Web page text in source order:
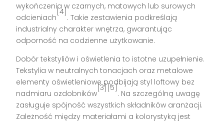
wykończenia w czarnych, matowych lub surowych
odcieniach
[4]
. Takie zestawienia podkreślają
industrialny charakter wnętrza, gwarantując
odporność na codzienne użytkowanie.
Dobór tekstyliów i oświetlenia to istotne uzupełnienie.
Tekstylia w neutralnych tonacjach oraz metalowe
elementy oświetleniowe podbijają styl loftowy bez
nadmiaru ozdobników
[3][5]
. Na szczególną uwagę
zasługuje spójność wszystkich składników aranżacji.
Zależność między materiałami a kolorystyką jest